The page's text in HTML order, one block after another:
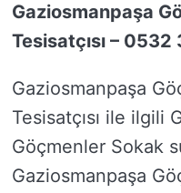
Gaziosmanpaşa
Tesisatçısı –
Gaziosmanpaşa
Tesisatçısı ile ilgili
Göçmenler Sokak
Gaziosmanpaşa